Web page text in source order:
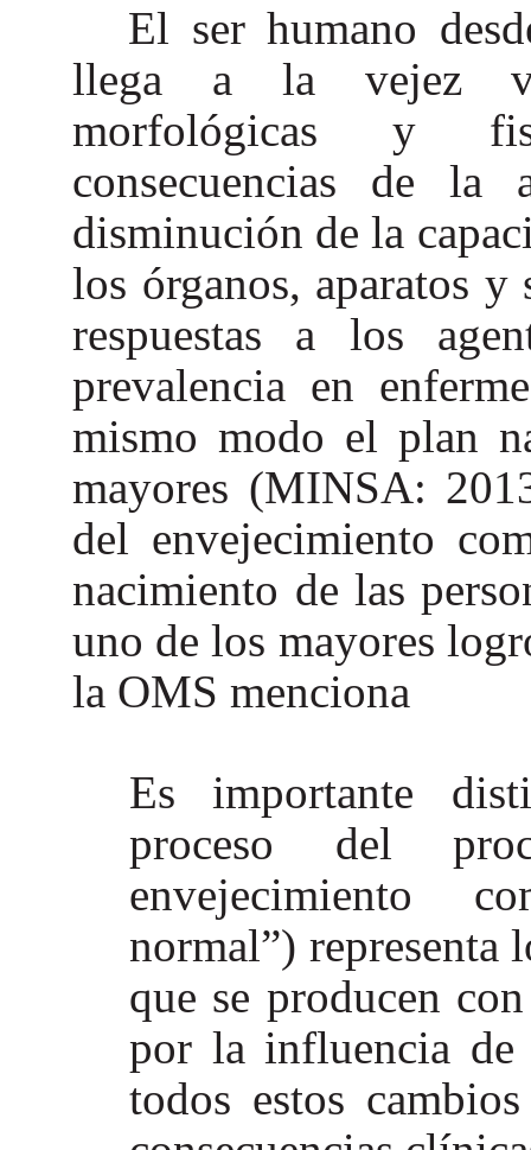
El ser humano
llega a la vejez va
morfológicas y
consecuencias de la
disminución de la
los órganos, aparatos y
respuestas a los
prevalencia en
mismo modo el plan
mayores (MINSA:
del envejecimiento
nacimiento de las
uno de los mayores
la OMS menciona
Es importante
proceso del
envejecimiento
normal”) representa
que se producen
por la influencia de
todos estos